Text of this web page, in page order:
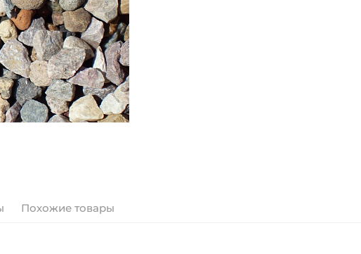
Похожие товары